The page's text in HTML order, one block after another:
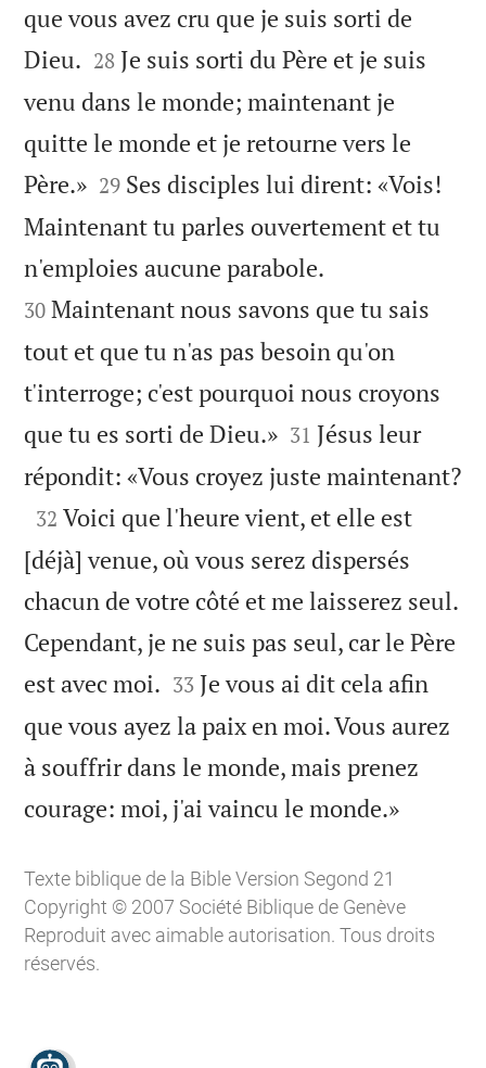
que vous avez cru que je suis sorti de
Dieu. 

28 Je suis sorti du Père et je suis
venu dans le monde; maintenant je
quitte le monde et je retourne vers le
Père.»
29 Ses disciples lui dirent: «Vois!
Maintenant tu parles ouvertement et tu
n'emploies aucune parabole.
30 Maintenant nous savons que tu sais
tout et que tu n'as pas besoin qu'on
t'interroge; c'est pourquoi nous croyons
que tu es sorti de Dieu.»
31 Jésus leur
répondit: «Vous croyez juste maintenant?

32 Voici que l'heure vient, et elle est
[déjà] venue, où vous serez dispersés
chacun de votre côté et me laisserez seul.
Cependant, je ne suis pas seul, car le Père
est avec moi. 

33 Je vous ai dit cela afin
que vous ayez la paix en moi. Vous aurez
à souffrir dans le monde, mais prenez
courage: moi, j'ai vaincu le monde.»
Texte biblique de la Bible Version Segond 21
Copyright © 2007 Société Biblique de Genève
Reproduit avec aimable autorisation. Tous droits
réservés.